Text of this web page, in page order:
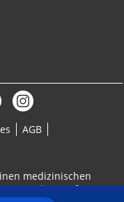
AGB
medizinischen
| Notruf: 112